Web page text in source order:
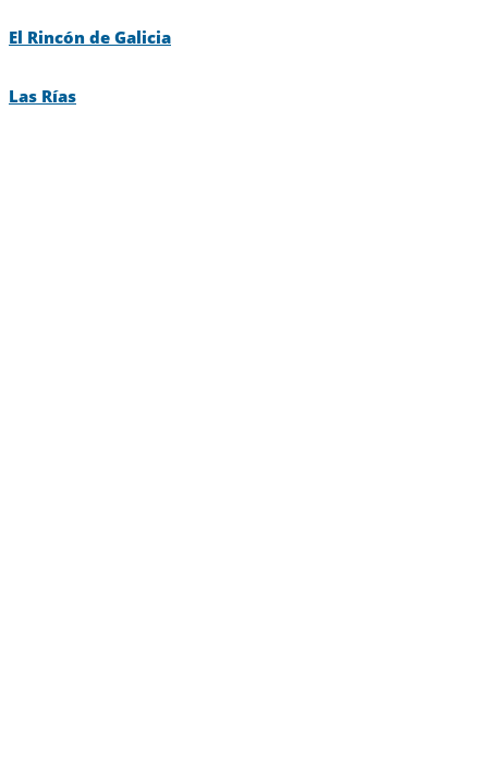
El Rincón de Galicia
Las Rías